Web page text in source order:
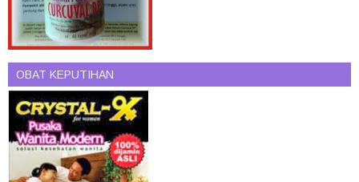
OBAT KEPUTIHAN